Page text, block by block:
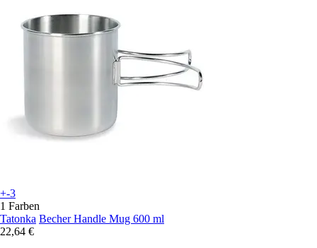
+-3
1 Farben
Tatonka Becher Handle Mug 600 ml
22,64 €